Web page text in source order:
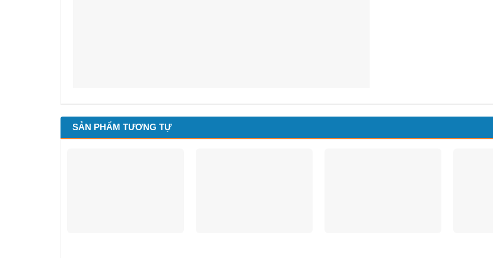
SẢN PHẨM TƯƠNG TỰ